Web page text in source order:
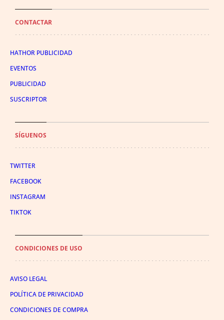
CONTACTAR
HATHOR PUBLICIDAD
EVENTOS
PUBLICIDAD
SUSCRIPTOR
SÍGUENOS
TWITTER
FACEBOOK
INSTAGRAM
TIKTOK
CONDICIONES DE USO
AVISO LEGAL
POLÍTICA DE PRIVACIDAD
CONDICIONES DE COMPRA